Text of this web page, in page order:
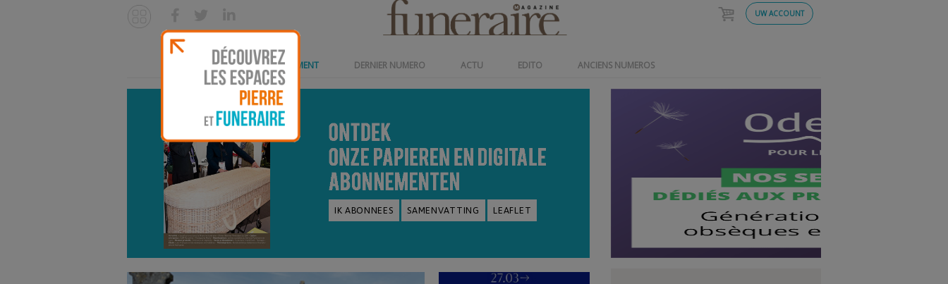
UW ACCOUNT
ABONNEMENT DERNIER NUMERO ACTU EDITO ANCIENS NUMEROS
IK ABONNEES SAMENVATTING LEAFLET